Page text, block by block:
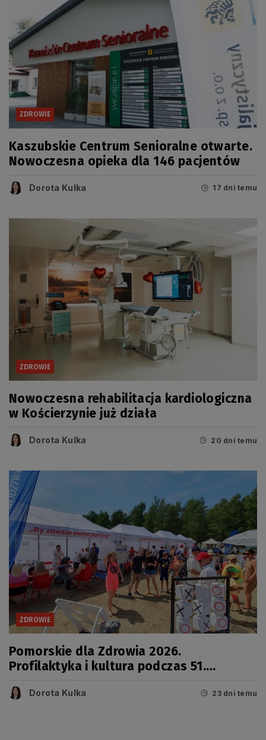
ZDROWIE
Kaszubskie Centrum Senioralne otwarte.
Nowoczesna opieka dla 146 pacjentów
Dorota Kulka 17 dni temu
ZDROWIE
Nowoczesna rehabilitacja kardiologiczna
w Kościerzynie już działa
Dorota Kulka 20 dni temu
ZDROWIE
Pomorskie dla Zdrowia 2026.
Profilaktyka i kultura podczas 51.
Dorota Kulka 23 dni temu